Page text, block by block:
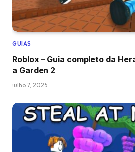
GUIAS
Roblox – Guia completo da
a Garden 2
julho 7, 2026